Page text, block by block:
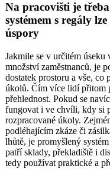
Na pracovišti je
systémem s regály
úspory
Jakmile se v určitém
množství zaměstnanců, je
dostatek prostoru a vše, co
úkolů. Čím více lidí přitom
přehlednost. Pokud se
fungovat i ve chvíli, kdy si
rozpracované úkoly.
podléhajícím zkáze či
lhůtě, je promyšlený
patří sklady, překladiště i
tedy používat praktické a